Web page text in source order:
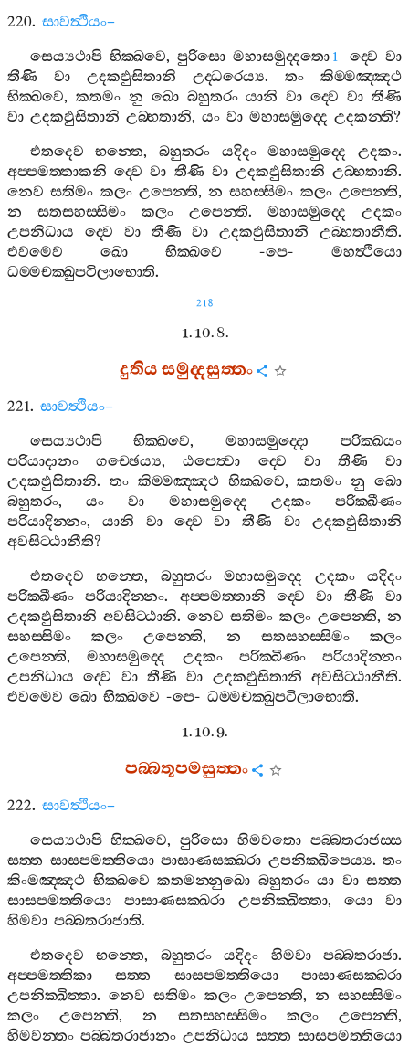
220. සාවත්‍ථියං–
සෙය්‍යථාපි භික‍්ඛවෙ,පුරිසො මහාසමුද‍්දතො 1 ද‍්වෙ වා
තීණි
වා උදකඵුසිතානි උද‍්ධරෙය්‍ය. තං
කිම‍්මඤ‍්ඤථ
භික‍්ඛවෙ, කතමං නු ඛො බහුතරං යානි වා ද‍්වෙ වා තීණි
වා උදකඵුසිතානි උබ‍්භතානි, යං වා මහාසමුද‍්දෙ උදකන‍්ති?
එතදෙව
භන‍්තෙ, බහුතරං යදිදං මහාසමුද‍්දෙ උදකං.
අප‍්පමත‍්තාකනි ද‍්වෙ වා තීණි වා උදකඵුසිතානි උබ‍්භතානි.
නෙව සතිමං කලං උපෙන‍්ති,න සහස‍්සිමං කලං උපෙන‍්ති,
න
සතසහස‍්සිමං කලං උපෙන‍්ති. මහාසමුද‍්දෙ
උදකං
උපනිධාය
ද‍්වෙ වා තීණි වා උදකඵුසිතානි උබ‍්භතානීති.
එවමෙව
ඛො භික‍්ඛවෙ -පෙ- මහත්‍ථියො
ධම‍්මචක‍්ඛුපටිලාභොති.
218
1. 10. 8.
දුතියසමුද‍්දසුත‍්තං
221. සාවත්‍ථියං–
සෙය්‍යථාපි
භික‍්ඛවෙ,මහාසමුද‍්දො
පරික‍්ඛයං
පරියාදානං
ගච‍්ඡෙය්‍ය,ඨපෙත්‍වා ද‍්වෙ වා තීණි
වා
උදකඵුසිතානි. තං කිම‍්මඤ‍්ඤථ භික‍්ඛවෙ,කතමං නු ඛො
බහුතරං,යං වා මහාසමුද‍්දෙ උදකං
පරික‍්ඛීණං
පරියාදින‍්නං, යානි වා ද‍්වෙ වා තීණි වා
උදකඵුසිතානි
අවසිට‍්ඨානීති?
එතදෙව
භන‍්තෙ, බහුතරං මහාසමුද‍්දෙ උදකං
යදිදං
පරික‍්ඛීණං
පරියාදින‍්නං. අප‍්පමත‍්තානි ද‍්වෙ වා තීණි
වා
උදකඵුසිතානි අවසිට‍්ඨානි. නෙව සතිමං කලං උපෙන‍්ති, න
සහස‍්සිමං
කලං උපෙන‍්ති, න සතසහස‍්සිමං
කලං
උපෙන‍්ති,මහාසමුද‍්දෙ උදකං පරික‍්ඛීණං
පරියාදින‍්නං
උපනිධාය ද‍්වෙ වා තීණි වා උදකඵුසිතානි අවසිට‍්ඨානීති.
එවමෙව ඛො භික‍්ඛවෙ -පෙ- ධම‍්මචක‍්ඛුපටිලාභොති.
1. 10. 9.
පබ‍්බතූපමසුත‍්තං
222. සාවත්‍ථියං–
සෙය්‍යථාපි භික‍්ඛවෙ,පුරිසො හිමවතො පබ‍්බතරාජස‍්ස
සත‍්ත සාසපමත‍්තියො පාසාණසක‍්ඛරා උපනික‍්ඛිපෙය්‍ය. තං
කිංමඤ‍්ඤථ භික‍්ඛවෙ කතමන‍්නුඛො බහුතරං යා වා සත‍්ත
සාසපමත‍්තියො
පාසාණසක‍්ඛරා උපනික‍්ඛිත‍්තා, යො
වා
හිමවා පබ‍්බතරාජාති.
එතදෙව
භන‍්තෙ, බහුතරං යදිදං හිමවා පබ‍්බතරාජා.
අප‍්පමත‍්තිකා
සත‍්ත සාසපමත‍්තියො
පාසාණසක‍්ඛරා
උපනික‍්ඛිත‍්තා. නෙව සතිමං කලං උපෙන‍්ති,න සහස‍්සිමං
කලං
උපෙන‍්ති,න සතසහස‍්සිමං කලං උපෙන‍්ති,
හිමවන‍්තං පබ‍්බතරාජානං උපනිධාය සත‍්ත සාසපමත‍්තියො